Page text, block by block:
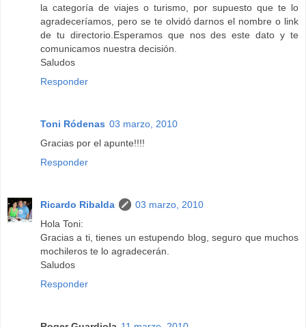
la categoría de viajes o turismo, por supuesto que te lo
agradeceríamos, pero se te olvidó darnos el nombre o link
de tu directorio.Esperamos que nos des este dato y te
comunicamos nuestra decisión.
Saludos
Responder
Toni Ródenas 03 marzo, 2010
Gracias por el apunte!!!!
Responder
Ricardo Ribalda
03 marzo, 2010
Hola Toni:
Gracias a ti, tienes un estupendo blog, seguro que muchos
mochileros te lo agradecerán.
Saludos
Responder